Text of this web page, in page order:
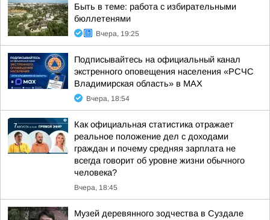
Быть в теме: работа с избирательными
бюллетенями
Вчера, 19:25
Подписывайтесь на официальный канал
экстренного оповещения населения «РСЧС
Владимирская область» в МАХ
Вчера, 18:54
Как официальная статистика отражает
реальное положение дел с доходами
граждан и почему средняя зарплата не
всегда говорит об уровне жизни обычного
человека?
Вчера, 18:45
Музей деревянного зодчества в Суздале